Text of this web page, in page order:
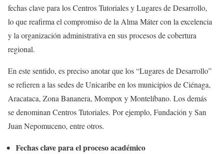
fechas clave para los Centros Tutoriales y Lugares de Desarrollo,
lo que reafirma el compromiso de la Alma Máter con la excelencia
y la organización administrativa en sus procesos de cobertura
regional.
En este sentido, es preciso anotar que los “Lugares de Desarrollo”
se refieren a las sedes de Unicaribe en los municipios de Ciénaga,
Aracataca, Zona Bananera, Mompox y Montelíbano. Los demás
se denominan Centros Tutoriales. Por ejemplo, Fundación y San
Juan Nepomuceno, entre otros.
Fechas clave para el proceso académico